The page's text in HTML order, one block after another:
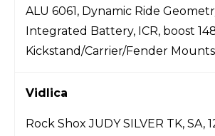
ALU 6061, Dynamic Ride
Integrated Battery, ICR, boost
Kickstand/Carrier/Fender
Vidlica
Rock Shox JUDY SILVER TK, SA,